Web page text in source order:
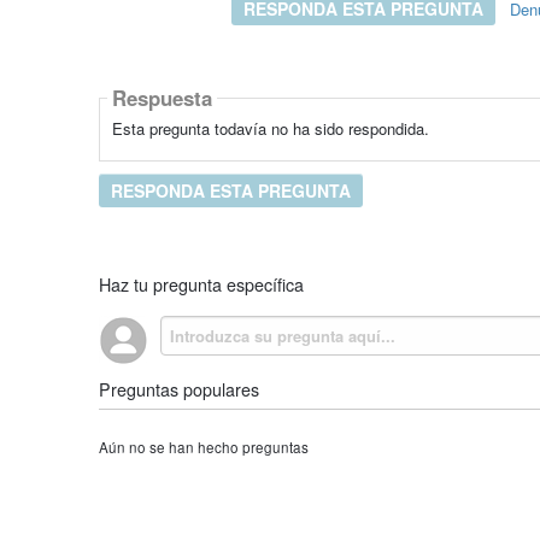
RESPONDA ESTA PREGUNTA
Respuesta
Esta pregunta todavía no ha sido respondida.
RESPONDA ESTA PREGUNTA
Haz tu pregunta específica
Preguntas populares
Aún no se han hecho preguntas